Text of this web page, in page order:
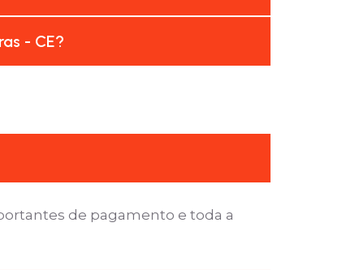
- CE?
de pagamento e toda a